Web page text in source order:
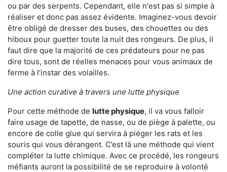
ou par des serpents. Cependant, elle n'est pas si simple à
réaliser et donc pas assez évidente. Imaginez-vous devoir
être obligé de dresser des buses, des chouettes ou des
hiboux pour guetter toute la nuit des rongeurs. De plus, il
faut dire que la majorité de ces prédateurs pour ne pas
dire tous, sont de réelles menaces pour vous animaux de
ferme à l’instar des volailles.
Une action curative à travers une lutte physique
Pour cette méthode de lutte physique, il va vous falloir
faire usage de tapette, de nasse, ou de piège à palette, ou
encore de colle glue qui servira à piéger les rats et les
souris qui vous dérangent. C’est là une méthode qui vient
compléter la lutte chimique. Avec ce procédé, les rongeurs
méfiants auront la possibilité de se reproduire à volonté